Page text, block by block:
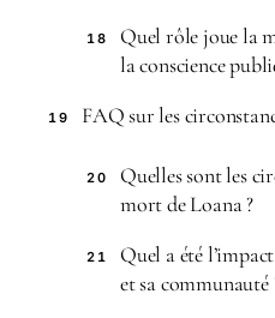
18
Quel rôle joue la
la conscience
19 FAQ sur les
20
Quelles sont les
mort de Loana ?
21
Quel a été
et sa communauté